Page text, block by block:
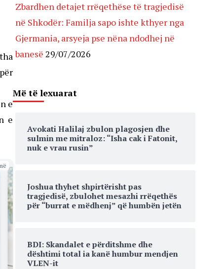
e
e
Zbardhen detajet rrëqethëse të tragjedisë
në Shkodër: Familja sapo ishte kthyer nga
Gjermania, arsyeja pse nëna ndodhej në
banesë 29/07/2026
Më të lexuarat
Avokati Halilaj zbulon plagosjen dhe
sulmin me mitraloz: “Isha cak i Fatonit,
nuk e vrau rusin”
Joshua thyhet shpirtërisht pas
tragjedisë, zbulohet mesazhi rrëqethës
për “burrat e mëdhenj” që humbën jetën
BDI: Skandalet e përditshme dhe
dështimi total ia kanë humbur mendjen
VLEN-it